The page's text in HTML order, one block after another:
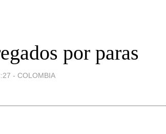
por paras
- COLOMBIA